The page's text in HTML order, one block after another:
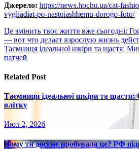
Джерело: https://news.hochu.ua/cat-
vygliadiat-po-nastoiashhemu-dorogo-foto/
Навигация
по
записям
Це змінить твоє життя вже сьогодні:
— вот что делает взрослую жизнь
Таємниця ідеальної шкіри та щастя:
патчей
Related Post
Таємниця ідеальної шкіри та
влітку
Июл 2, 2026
Чому ти досі не пробувала це? РФ